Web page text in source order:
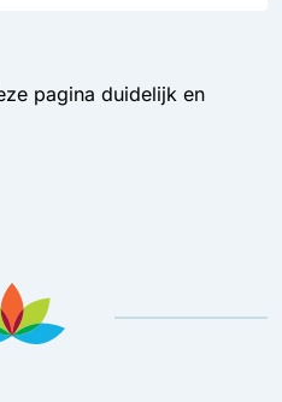
die al langere tijd wordt
pagina duidelijk en